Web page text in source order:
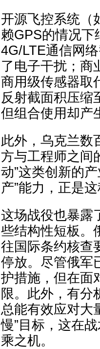
开源飞控系统（
赖GPS的情况下
4G/LTE通信网
了电子干扰；商
商用级传感器取
反射截面积压缩
但组合使用却产
此外，乌克兰数
方与工程师之间
动”这类创新的
产”能力，正是
这场战役也暴露
些结构性短板。
往国际条约核查
停放。尽管俄军
护措施，但在面
限。此外，有分
总能有效应对大
慢”目标，这在
乘之机。